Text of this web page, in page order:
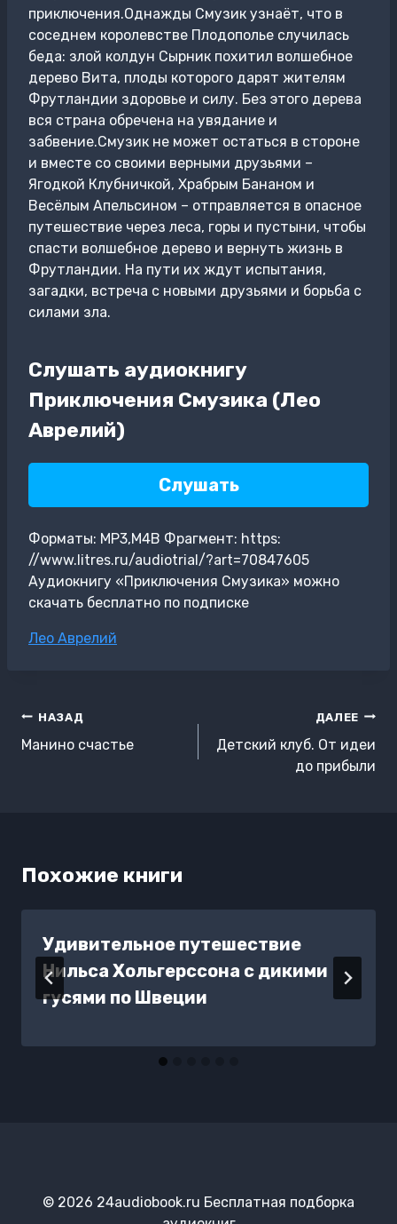
приключения.Однажды Смузик узнаёт, что в
соседнем королевстве Плодополье случилась
беда: злой колдун Сырник похитил волшебное
дерево Вита, плоды которого дарят жителям
Фрутландии здоровье и силу. Без этого дерева
вся страна обречена на увядание и
забвение.Смузик не может остаться в стороне
и вместе со своими верными друзьями –
Ягодкой Клубничкой, Храбрым Бананом и
Весёлым Апельсином – отправляется в опасное
путешествие через леса, горы и пустыни, чтобы
спасти волшебное дерево и вернуть жизнь в
Фрутландии. На пути их ждут испытания,
загадки, встреча с новыми друзьями и борьба с
силами зла.
Слушать аудиокнигу
Приключения Смузика (Лео
Аврелий)
Слушать
Форматы: MP3,M4B Фрагмент: https:
//www.litres.ru/audiotrial/?art=70847605
Аудиокнигу «Приключения Смузика» можно
скачать бесплатно по подписке
Метки
Лео Аврелий
Навигация
по
НАЗАД
Манино счастье
ДАЛЕЕ
Детский клуб. От идеи
до прибыли
Похожие книги
Удивительное путешествие
Нильса Хольгерссона с дикими
гусями по Швеции
© 2026 24audiobook.ru Бесплатная подборка